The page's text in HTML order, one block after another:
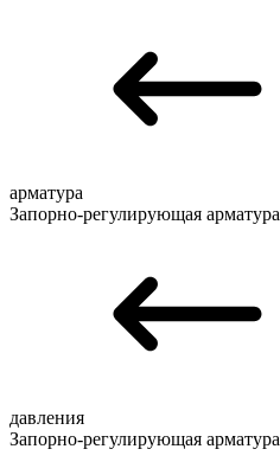
арматура
Запорно-регулирующая арматура
давления
Запорно-регулирующая арматура